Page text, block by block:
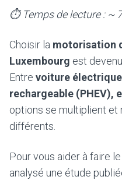
⏱️ Temps de lecture : ~
Choisir la motorisation
Luxembourg est
Entre voiture
rechargeable (PHEV),
options se multiplient et
différents.
Pour vous aider à faire
analysé une étude